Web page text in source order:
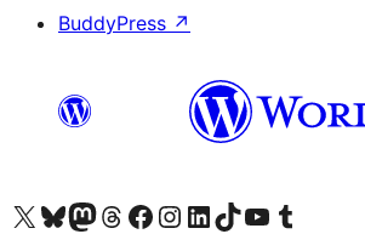
BuddyPress ↗
Tsidiho ny kaonty X (twitter fahiny)
Visit our Bluesky account
Tsidiho ny kaonty Mastodon antsika
Visit our Threads account
Tsidiho ny pejy facebook
Tsidiho ny kaonty Instagram
Tsidiho ny Linkedin
Visit our TikTok account
Tsidiho ny Youtube
Visit our Tumblr account